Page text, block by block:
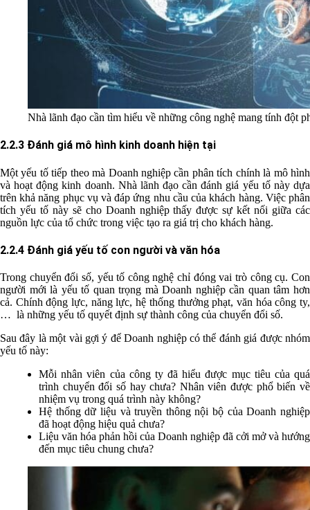
Nhà lãnh đạo cần tìm hiểu về những công nghệ mang tính đột
2.2.3 Đánh giá mô hình kinh doanh hiện tại
Một yếu tố tiếp theo mà Doanh nghiệp cần phân tích chính là mô hình
và hoạt động kinh doanh. Nhà lãnh đạo cần đánh giá yếu tố này dựa
trên khả năng phục vụ và đáp ứng nhu cầu của khách hàng. Việc phân
tích yếu tố này sẽ cho Doanh nghiệp thấy được sự kết nối giữa các
nguồn lực của tổ chức trong việc tạo ra giá trị cho khách hàng.
2.2.4 Đánh giá yếu tố con người và văn hóa
Trong chuyển đổi số, yếu tố công nghệ chỉ đóng vai trò công cụ. Con
người mới là yếu tố quan trọng mà Doanh nghiệp cần quan tâm hơn
cả. Chính động lực, năng lực, hệ thống thưởng phạt, văn hóa công ty,
… là những yếu tố quyết định sự thành công của chuyển đổi số.
Sau đây là một vài gợi ý để Doanh nghiệp có thể đánh giá được nhóm
yếu tố này:
Mỗi nhân viên của công ty đã hiểu được mục tiêu của quá
trình chuyển đổi số hay chưa? Nhân viên được phổ biến về
nhiệm vụ trong quá trình này không?
Hệ thống dữ liệu và truyền thông nội bộ của Doanh nghiệp
đã hoạt động hiệu quả chưa?
Liệu văn hóa phản hồi của Doanh nghiệp đã cởi mở và hướng
đến mục tiêu chung chưa?